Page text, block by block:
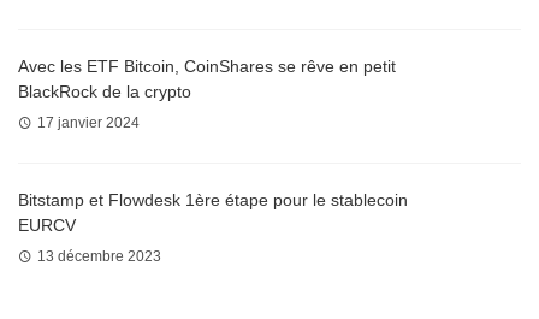
Avec les ETF Bitcoin, CoinShares se rêve en petit
BlackRock de la crypto
17 janvier 2024
Bitstamp et Flowdesk 1ère étape pour le stablecoin
EURCV
13 décembre 2023